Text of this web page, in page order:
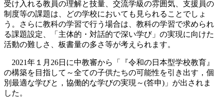
受け入れる教員の理解と技量、交流学級の雰囲気、支援員の
制度等の課題は、どの学校においても見られることでしょ
う。さらに教科の学習で行う場合は、教科の学習で求められ
る課題設定、「主体的・対話的で深い学び」の実現に向けた
活動の難しさ、板書量の多さ等が考えられます。
2021年１月26日に中教審から「『令和の日本型学校教育』
の構築を目指して～全ての子供たちの可能性を引き出す，個
別最適な学びと，協働的な学びの実現～(答申)」が出されま
した。